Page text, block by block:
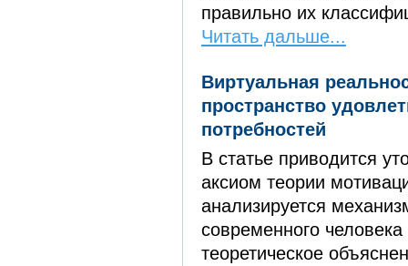
правильно их
Читать дальше...
Виртуальная
пространство
потребностей
В статье приводится
аксиом теории
анализируется
современного человека
теоретическое